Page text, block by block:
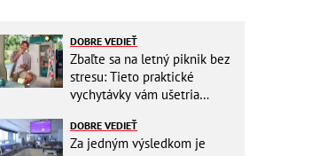
DOBRE VEDIEŤ
Zbaľte sa na letný piknik bez
stresu: Tieto praktické
vychytávky vám ušetria
DOBRE VEDIEŤ
Za jedným výsledkom je